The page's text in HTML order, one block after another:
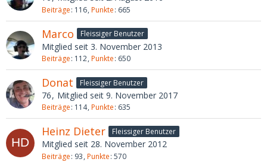
Beiträge 116 Punkte 665
Marco Fleissiger Benutzer
Mitglied seit 3. November 2013
Beiträge 112 Punkte 650
Donat Fleissiger Benutzer
76 Mitglied seit 9. November 2017
Beiträge 114 Punkte 635
Heinz Dieter Fleissiger Benutzer
Mitglied seit 28. November 2012
Beiträge 93 Punkte 570